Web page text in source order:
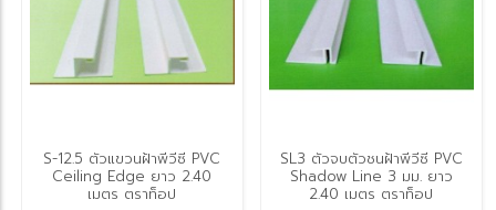
S-12.5 ตัวแขวนฝ้าพีวีซี PVC
Ceiling Edge ยาว 2.40
เมตร ตราท็อป
SL3 ตัวจบตัวชนฝ้าพีวีซี PVC
Shadow Line 3 มม. ยาว
2.40 เมตร ตราท็อป